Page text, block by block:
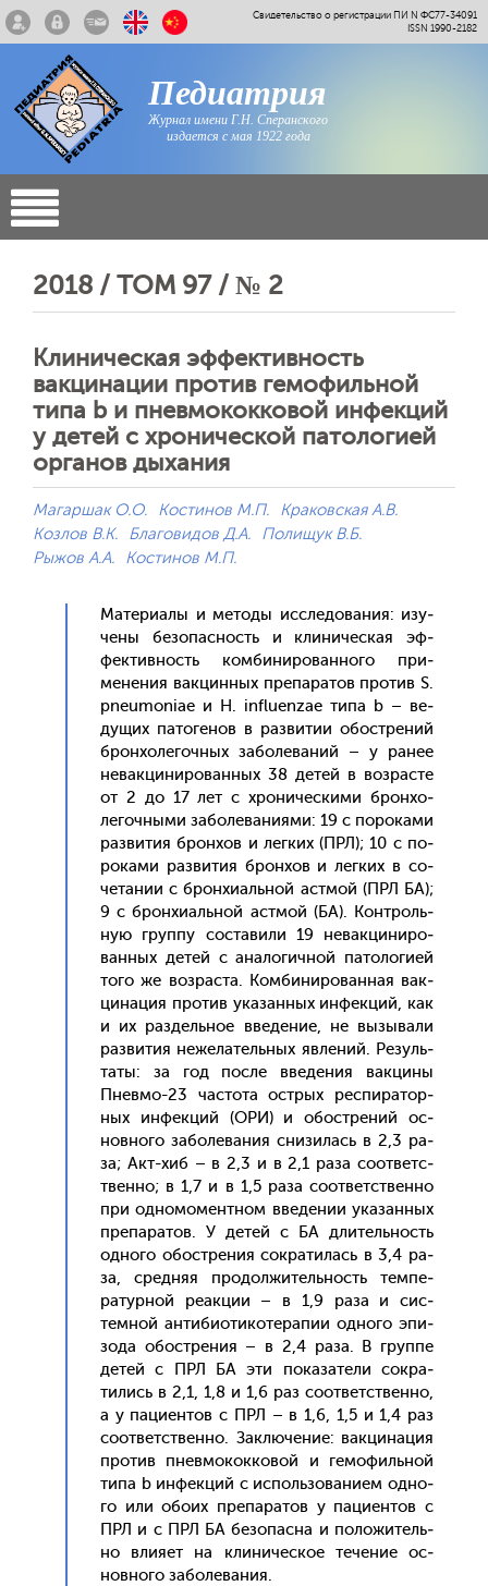
Свидетельство о регистрации ПИ N ФС77-34091
ISSN 1990-2182
Педиатрия
Журнал имени Г.Н. Сперанского
издается с мая 1922 года
2018 / ТОМ 97 / № 2
Клиническая эффективность
вакцинации против гемофильной
типа b и пневмококковой инфекций
у детей с хронической патологией
органов дыхания
Магаршак О.О. Костинов М.П.
Краковская А.В.
Козлов В.К.
Благовидов Д.А.
Полищук В.Б.
Рыжов А.А.
Костинов М.П.
Ма­тери­алы и ме­тоды ис­сле­дова­ния: изу­
чены бе­зопас­ность и кли­ничес­кая эф­
фектив­ность ком­би­ниро­ван­но­го при­
мене­ния вак­цинных пре­пара­тов про­тив S.
pneumoniae и H. influenzae ти­па b – ве­
дущих па­тоге­нов в раз­ви­тии обос­тре­ний
брон­хо­легоч­ных за­боле­ваний – у ра­нее
не­вак­ци­ниро­ван­ных 38 де­тей в воз­расте
от 2 до 17 лет с хро­ничес­ки­ми брон­хо­
легоч­ны­ми за­боле­вани­ями: 19 с по­рока­ми
раз­ви­тия брон­хов и лег­ких (ПРЛ); 10 с по­
рока­ми раз­ви­тия брон­хов и лег­ких в со­
чета­нии с брон­хи­аль­ной ас­тмой (ПРЛ БА);
9 с брон­хи­аль­ной ас­тмой (БА). Кон­троль­
ную груп­пу сос­та­вили 19 не­вак­ци­ниро­
ван­ных де­тей с ана­логич­ной па­толо­ги­ей
то­го же воз­раста. Ком­би­ниро­ван­ная вак­
ци­нация про­тив ука­зан­ных ин­фекций, как
и их раз­дель­ное вве­дение, не вы­зыва­ли
раз­ви­тия не­жела­тель­ных яв­ле­ний. Ре­зуль­
та­ты: за год пос­ле вве­дения вак­ци­ны
Пнев­мо-23 час­то­та ос­трых рес­пи­ратор­
ных ин­фекций (ОРИ) и обос­тре­ний ос­
новно­го за­боле­вания сни­зилась в 2,3 ра­
за; Акт-хиб – в 2,3 и в 2,1 ра­за со­от­ветс­
твен­но; в 1,7 и в 1,5 ра­за со­от­ветс­твен­но
при од­но­момен­тном вве­дении ука­зан­ных
пре­пара­тов. У де­тей с БА дли­тель­ность
од­но­го обос­тре­ния сок­ра­тилась в 3,4 ра­
за, сред­няя про­дол­жи­тель­ность тем­пе­
ратур­ной ре­ак­ции – в 1,9 ра­за и сис­
темной ан­ти­би­оти­коте­рапии од­но­го эпи­
зода обос­тре­ния – в 2,4 ра­за. В груп­пе
де­тей с ПРЛ БА эти по­каза­тели сок­ра­
тились в 2,1, 1,8 и 1,6 раз со­от­ветс­твен­но,
а у па­ци­ен­тов с ПРЛ – в 1,6, 1,5 и 1,4 раз
со­от­ветс­твен­но. Зак­лю­чение: вак­ци­нация
про­тив пнев­мо­кок­ко­вой и ге­мофиль­ной
ти­па b ин­фекций с ис­поль­зо­вани­ем од­но­
го или обо­их пре­пара­тов у па­ци­ен­тов с
ПРЛ и с ПРЛ БА бе­зопас­на и по­ложи­тель­
но вли­яет на кли­ничес­кое те­чение ос­
новно­го за­боле­вания.